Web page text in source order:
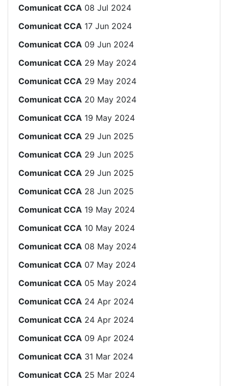
Comunicat CCA 08 Jul 2024
Comunicat CCA 17 Jun 2024
Comunicat CCA 09 Jun 2024
Comunicat CCA 29 May 2024
Comunicat CCA 29 May 2024
Comunicat CCA 20 May 2024
Comunicat CCA 19 May 2024
Comunicat CCA 29 Jun 2025
Comunicat CCA 29 Jun 2025
Comunicat CCA 29 Jun 2025
Comunicat CCA 28 Jun 2025
Comunicat CCA 19 May 2024
Comunicat CCA 10 May 2024
Comunicat CCA 08 May 2024
Comunicat CCA 07 May 2024
Comunicat CCA 05 May 2024
Comunicat CCA 24 Apr 2024
Comunicat CCA 24 Apr 2024
Comunicat CCA 09 Apr 2024
Comunicat CCA 31 Mar 2024
Comunicat CCA 25 Mar 2024